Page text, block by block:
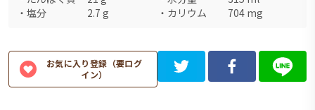
・ 塩分 2.7 g ・ カリウム 704 mg
お気に入り登録（要ログ
イン）